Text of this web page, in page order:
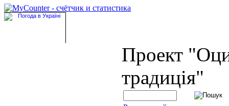
Проект
традиція"